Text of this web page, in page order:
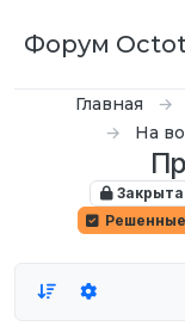
Форум
Главная
На
Закрыта
Решенные